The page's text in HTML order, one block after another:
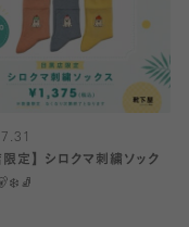
クマ刺繍ソック